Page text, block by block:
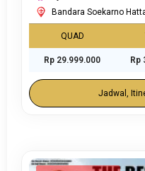
Bandara Soekarno
QUAD
Rp 29.999.000 Rp
Jadwal,